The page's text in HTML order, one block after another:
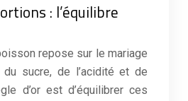
: l’équilibre
repose sur le mariage
du sucre, de l’acidité et de
d’or est d’équilibrer ces